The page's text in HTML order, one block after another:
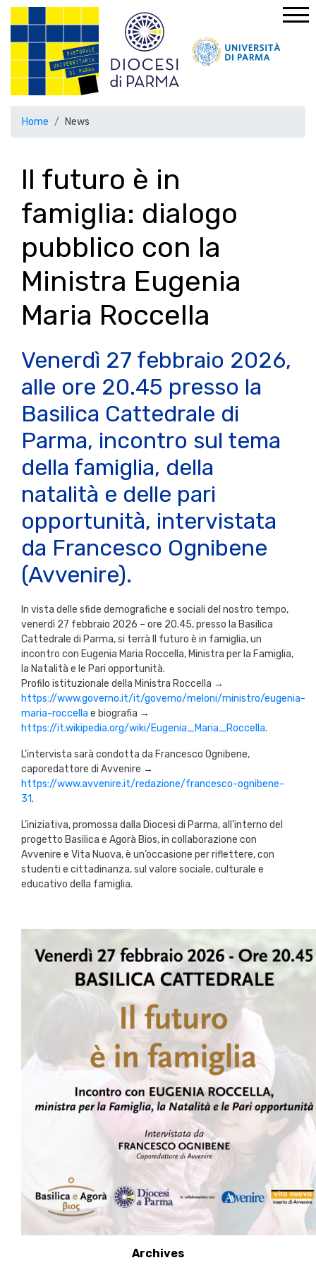
Home News
Il futuro è in
famiglia: dialogo
pubblico con la
Ministra Eugenia
Maria Roccella
Venerdì 27 febbraio 2026,
alle ore 20.45 presso la
Basilica Cattedrale di
Parma, incontro sul tema
della famiglia, della
natalità e delle pari
opportunità, intervistata
da Francesco Ognibene
(Avvenire).
In vista delle sfide demografiche e sociali del nostro tempo,
venerdì 27 febbraio 2026 – ore 20.45, presso la Basilica
Cattedrale di Parma, si terrà Il futuro è in famiglia, un
incontro con Eugenia Maria Roccella, Ministra per la Famiglia,
la Natalità e le Pari opportunità.
Profilo istituzionale della Ministra Roccella →
https://www.governo.it/it/governo/meloni/ministro/eugenia-
maria-roccella e biografia →
https://it.wikipedia.org/wiki/Eugenia_Maria_Roccella.
L’intervista sarà condotta da Francesco Ognibene,
caporedattore di Avvenire →
https://www.avvenire.it/redazione/francesco-ognibene-
31.
L’iniziativa, promossa dalla Diocesi di Parma, all'interno del
progetto Basilica e Agorà Bios, in collaborazione con
Avvenire e Vita Nuova, è un’occasione per riflettere, con
studenti e cittadinanza, sul valore sociale, culturale e
educativo della famiglia.
Archives